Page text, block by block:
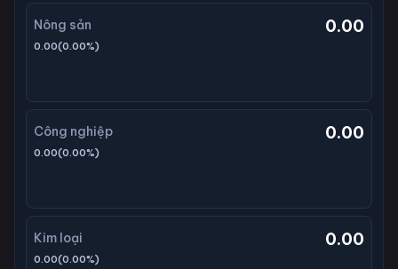
Nông sản 0.00
0.00(0.00%)
Công nghiệp 0.00
0.00(0.00%)
Kim loại 0.00
0.00(0.00%)